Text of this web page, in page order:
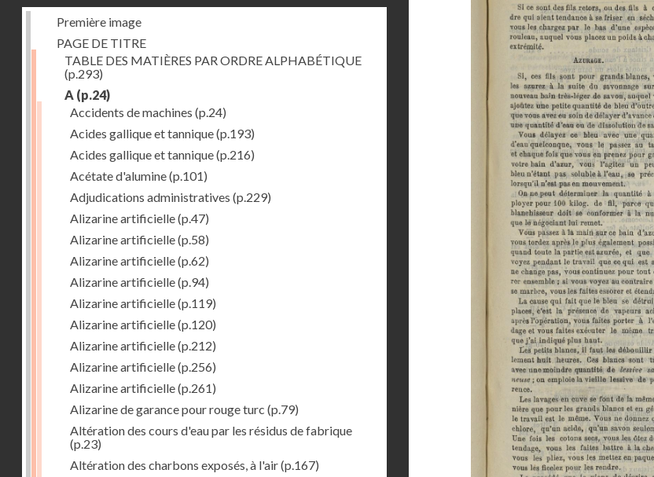
Première image
PAGE DE TITRE
TABLE DES MATIÈRES PAR ORDRE ALPHABÉTIQUE
(p.293)
A (p.24)
Accidents de machines (p.24)
Acides gallique et tannique(p.193)
Acides gallique et tannique(p.216)
Acétate d'alumine(p.101)
Adjudications administratives (p.229)
Alizarine artificielle(p.47)
Alizarine artificielle(p.58)
Alizarine artificielle(p.62)
Alizarine artificielle(p.94)
Alizarine artificielle(p.119)
Alizarine artificielle(p.120)
Alizarine artificielle(p.212)
Alizarine artificielle(p.256)
Alizarine artificielle(p.261)
Alizarine de garance pour rouge turc (p.79)
Altération des cours d'eau par les résidus de fabrique
(p.23)
Altération des charbons exposés, à l'air(p.167)